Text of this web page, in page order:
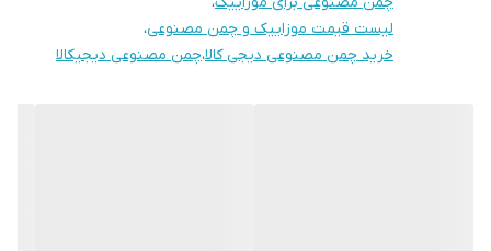
لیست قیمت موزاییک و چمن مصنوعی،
خرید چمن مصنوعی دیجی کالا،چمن مصنوعی دیجیکالا